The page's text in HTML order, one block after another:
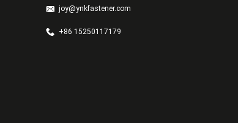
joy@ynkfastener.com
+86 15250117179